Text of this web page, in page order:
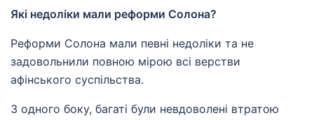
Які недоліки мали реформи Солона?
Реформи Солона мали певні недоліки та не
задовольнили повною мірою всі верстви
афінського суспільства.
З одного боку, багаті були невдоволені втратою